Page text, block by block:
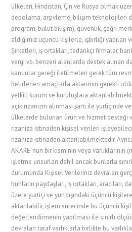
ülkeleri, Hindistan, Çin ve Rusya olmak
depolama, arşivleme, bilişim teknolojileri
program, bulut bilişim), güvenlik, çağrı
aldığımız üçüncü kişilerle, işbirliği yapılan
Şirketleri, iş ortakları, tedarikçi firmalar,
vergi vb. benzeri alanlarda destek alınan
kanunlar gereği iletilmeleri gerek tüm
belirlenen amaçlarla aktarımın gerekli
yetkili kurum ve kuruluşlara
açık rızanızın alınması şartı ile yurtiçinde
ülkelerde bulunan ürün ve hizmet desteği
rızanıza istinaden kişisel verileri
rızanıza istinaden aktarılabilmektedir.
AKARE ’nun bir kısmının veya
işletme unsurları dahil ancak bunlarla
durumunda Kişisel Verileriniz devralan
bunların paydaşları, iş ortakları, aracıları,
üzere yurtiçi ve yurtdışındaki üçüncü
aktarılabilir, işlem sürecinde bu üçüncü
değerlendirmenin yapılması ile sınırlı
devralan taraf varlıklarla birlikte bu